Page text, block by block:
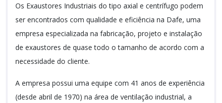
Os Exaustores Industriais do tipo axial e centrífugo podem
ser encontrados com qualidade e eficiência na Dafe, uma
empresa especializada na fabricação, projeto e instalação
de exaustores de quase todo o tamanho de acordo com a
necessidade do cliente.
A empresa possui uma equipe com 41 anos de experiência
(desde abril de 1970) na área de ventilação industrial, a